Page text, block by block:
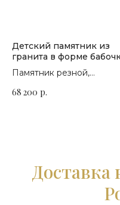
Детский памятник из
гранита в форме
П-286
Памятник резной,
на выбор
68 200 р.
Доставка